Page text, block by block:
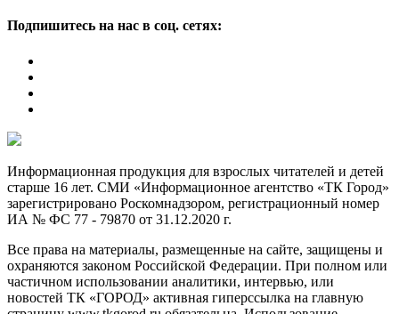
Подпишитесь на нас в соц. сетях:
Информационная продукция для взрослых читателей и детей
старше 16 лет. СМИ «Информационное агентство «ТК Город»
зарегистрировано Роскомнадзором, регистрационный номер
ИА № ФС 77 - 79870 от 31.12.2020 г.
Все права на материалы, размещенные на сайте, защищены и
охраняются законом Российской Федерации. При полном или
частичном использовании аналитики, интервью, или
новостей ТК «ГОРОД» активная гиперссылка на главную